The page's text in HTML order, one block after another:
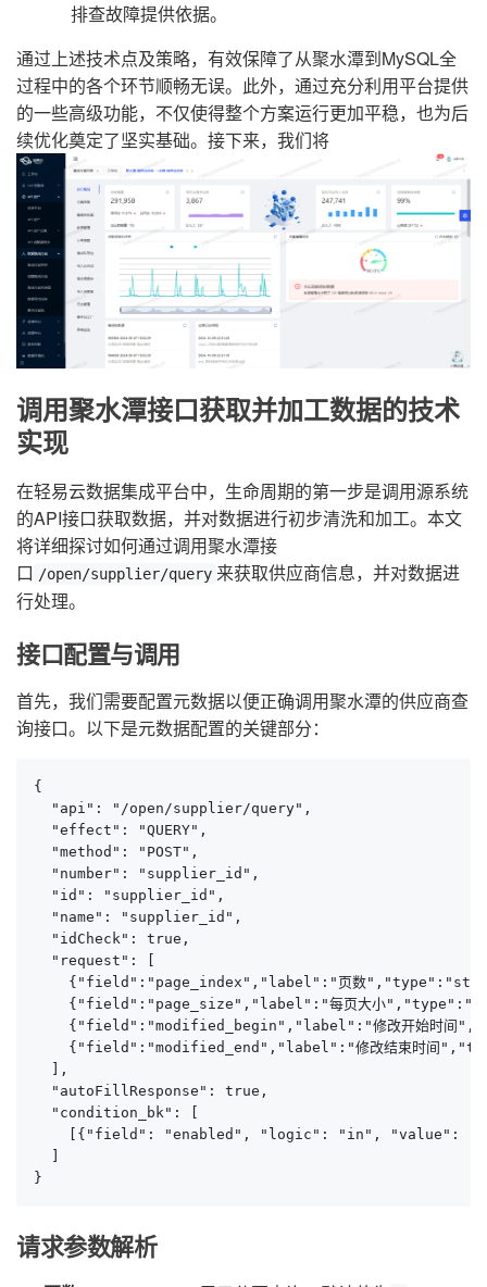
排查故障提供依据。
通过上述技术点及策略，有效保障了从聚水潭到MySQL全
过程中的各个环节顺畅无误。此外，通过充分利用平台提供
的一些高级功能，不仅使得整个方案运行更加平稳，也为后
续优化奠定了坚实基础。接下来，我们将
调用聚水潭接口获取并加工数据的技术
实现
在轻易云数据集成平台中，生命周期的第一步是调用源系统
的API接口获取数据，并对数据进行初步清洗和加工。本文
将详细探讨如何通过调用聚水潭接
口 /open/supplier/query 来获取供应商信息，并对数据进
行处理。
接口配置与调用
首先，我们需要配置元数据以便正确调用聚水潭的供应商查
询接口。以下是元数据配置的关键部分：
{
  "api": "/open/supplier/query",
  "effect": "QUERY",
  "method": "POST",
  "number": "supplier_id",
  "id": "supplier_id",
  "name": "supplier_id",
  "idCheck": true,
  "request": [
{"field":"page_index","label":"页数
{"field":"page_size","label":"每页大小
{"field":"modified_begin","label":"修改开始时间
{"field":"modified_end","label":"修改结束时间
  ],
  "autoFillResponse": true,
  "condition_bk": [
[{"field": "enabled", "logic": "in", "value":
}
请求参数解析